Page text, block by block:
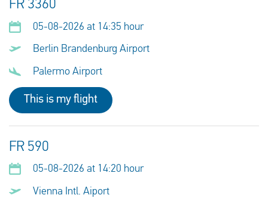
FR 3360
05-08-2026 at 14:35 hour
Berlin Brandenburg Airport
Palermo Airport
This is my flight
FR 590
05-08-2026 at 14:20 hour
Vienna Intl. Aiport